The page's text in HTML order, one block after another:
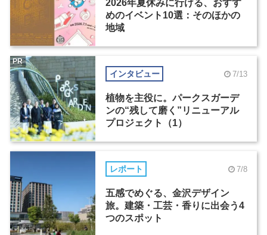
2026年夏休みに行ける、おすす
めのイベント10選：そのほかの
地域
インタビュー 7/13
植物を主役に。パークスガーデ
ンの“残して磨く”リニューアル
プロジェクト（1）
PR
レポート 7/8
五感でめぐる、金沢デザイン
旅。建築・工芸・香りに出会う4
つのスポット